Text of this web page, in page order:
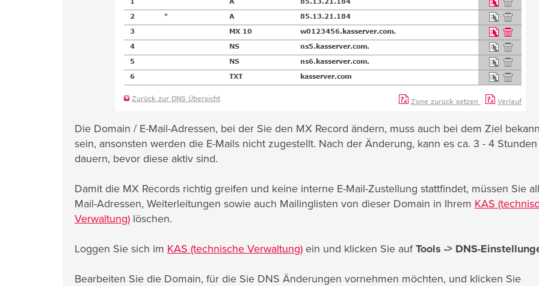
Die Domain / E-Mail-Adressen, bei der Sie den MX Record ändern, muss auch bei dem Ziel
sein, ansonsten werden die E-Mails nicht zugestellt. Nach der Änderung, kann es ca. 3 - 4 Stunden
dauern, bevor diese aktiv sind.
Damit die MX Records richtig greifen und keine interne E-Mail-Zustellung stattfindet, müssen Sie
Mail-Adressen, Weiterleitungen sowie auch Mailinglisten von dieser Domain in Ihrem KAS
Verwaltung) löschen.
Loggen Sie sich im KAS (technische Verwaltung) ein und klicken Sie aufTools -> DNS-
Bearbeiten Sie die Domain, für die Sie DNS Änderungen vornehmen möchten, und klicken Sie